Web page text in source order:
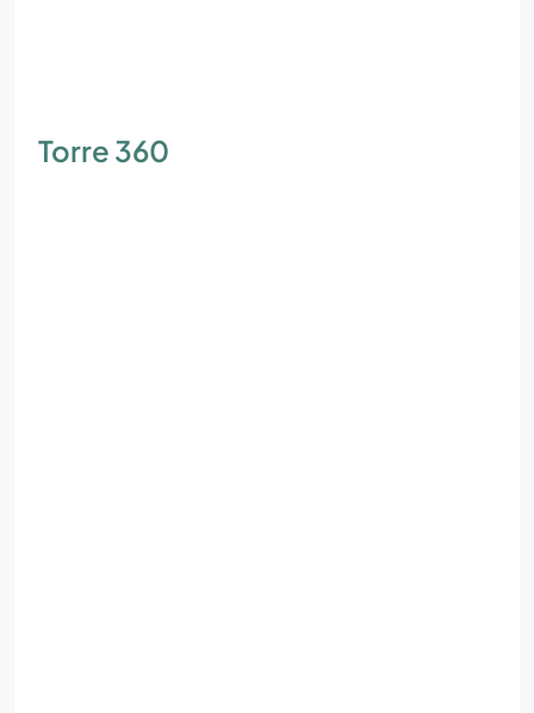
Torre 360